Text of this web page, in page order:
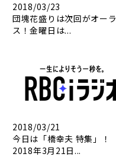
2018/03/23
団塊花盛りは次回がオーラ
ス！金曜日は...
2018/03/21
今日は「橋幸夫 特集」！
2018年3月21日...